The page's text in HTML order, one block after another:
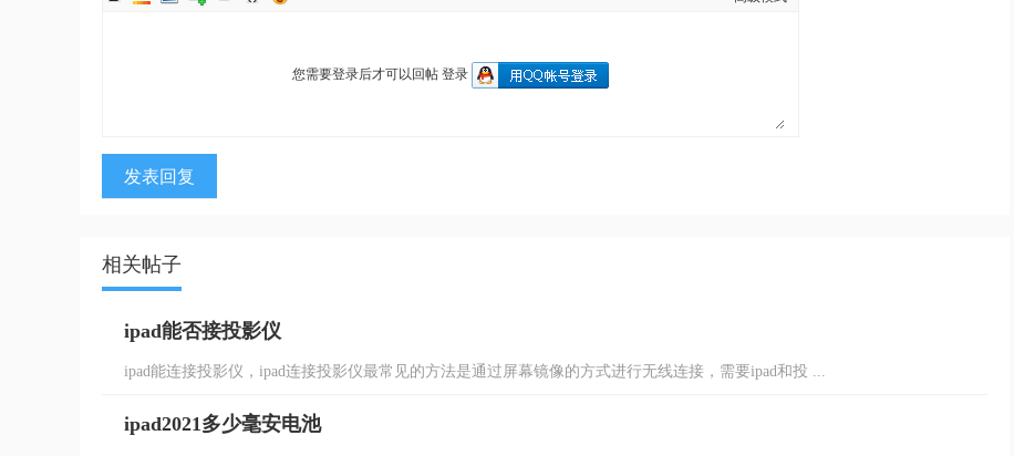
您需要登录后才可以回帖 登录
发表回复
相关帖子
ipad能否接投影仪
ipad能连接投影仪，ipad连接投影仪最常见的方法是通过屏幕镜像的方式进行无线连接，需要ipad和投 ...
ipad2021多少毫安电池